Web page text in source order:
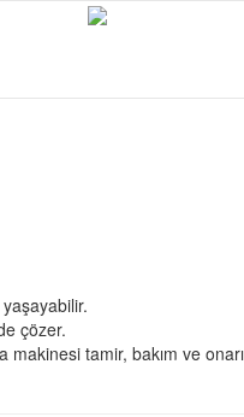
çözer.
makinesi tamir, bakım ve